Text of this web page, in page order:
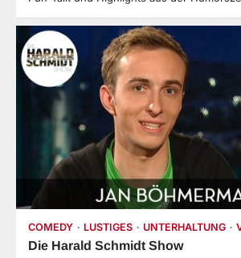
COMEDY LUSTIGES UNTERHALTUNG
Die Harald Schmidt Show